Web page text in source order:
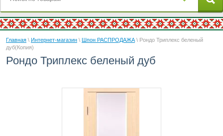
Главная \ Интернет-магазин \ Шпон РАСПРОДАЖА \ Рондо Триплекс беленый
дуб(Копия)
Рондо Триплекс беленый дуб